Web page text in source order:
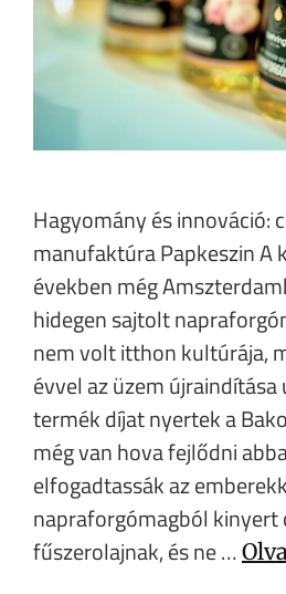
Hagyomány és innováció:
manufaktúra Papkeszin A
években még
hidegen sajtolt
nem volt itthon kultúrája,
évvel az üzem
termék díjat nyertek a
még van hova fejlődni
elfogadtassák az
napraforgómagból kinyert
fűszerolajnak, és ne …